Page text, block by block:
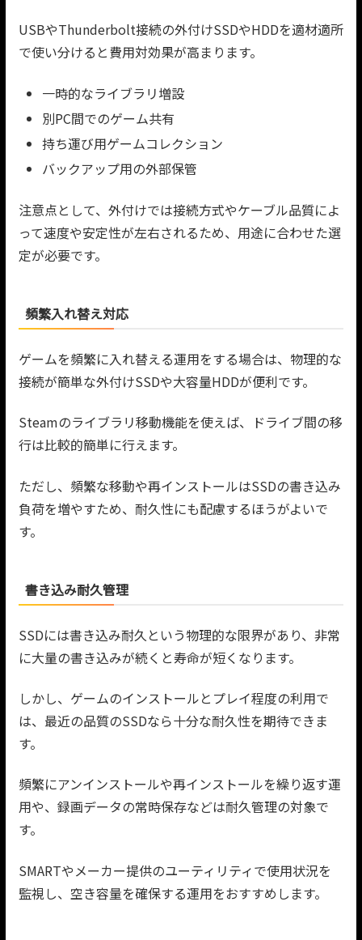
USBやThunderbolt接続の外付けSSDやHDDを適材適所
で使い分けると費用対効果が高まります。
一時的なライブラリ増設
別PC間でのゲーム共有
持ち運び用ゲームコレクション
バックアップ用の外部保管
注意点として、外付けでは接続方式やケーブル品質によ
って速度や安定性が左右されるため、用途に合わせた選
定が必要です。
頻繁入れ替え対応
ゲームを頻繁に入れ替える運用をする場合は、物理的な
接続が簡単な外付けSSDや大容量HDDが便利です。
Steamのライブラリ移動機能を使えば、ドライブ間の移
行は比較的簡単に行えます。
ただし、頻繁な移動や再インストールはSSDの書き込み
負荷を増やすため、耐久性にも配慮するほうがよいで
す。
書き込み耐久管理
SSDには書き込み耐久という物理的な限界があり、非常
に大量の書き込みが続くと寿命が短くなります。
しかし、ゲームのインストールとプレイ程度の利用で
は、最近の品質のSSDなら十分な耐久性を期待できま
す。
頻繁にアンインストールや再インストールを繰り返す運
用や、録画データの常時保存などは耐久管理の対象で
す。
SMARTやメーカー提供のユーティリティで使用状況を
監視し、空き容量を確保する運用をおすすめします。